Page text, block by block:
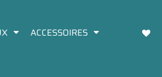
ACCESSOIRES